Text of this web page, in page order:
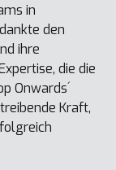
in
den
ihre
die die
Onwards´
Kraft,